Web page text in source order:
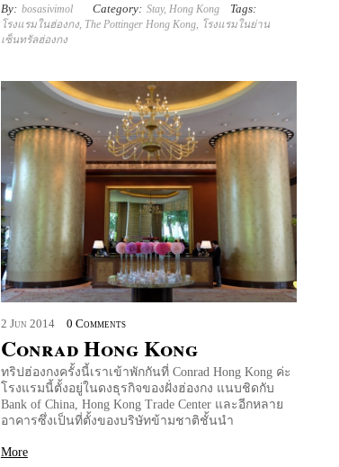
By: bosasivimol Category: Stay, Hong Kong Tags:
โรงแรมในฮ่องกง, The Pottinger Hong Kong, โรงแรมในย่าน
เซ็นทรัลฮ่องกง
2 Jun 2014 0 Comments
Conrad Hong Kong
ทริปฮ่องกงครั้งนี้เราเข้าพักกันที่ Conrad Hong Kong ค่ะ
โรงแรมนี้ตั้งอยู่ในดงธุรกิจของฝั่งฮ่องกง แนบชิดกับ
Bank of China, Hong Kong Trade Center และอีกหลาย
อาคารซึ่งเป็นที่ตั้งของบริษัทข้ามชาติชั้นนำ
More